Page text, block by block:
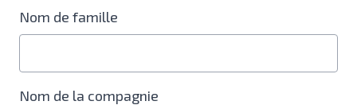
Nom de famille
Nom de la compagnie